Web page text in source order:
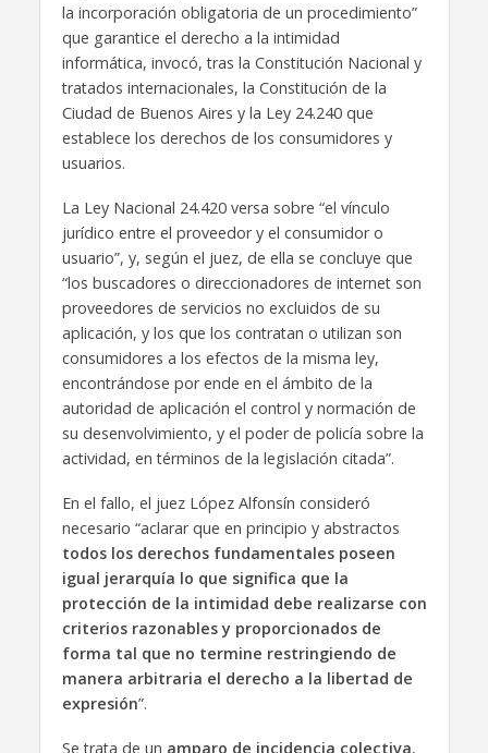
la incorporación obligatoria de un procedimiento”
que garantice el derecho a la intimidad
informática, invocó, tras la Constitución Nacional y
tratados internacionales, la Constitución de la
Ciudad de Buenos Aires y la Ley 24.240 que
establece los derechos de los consumidores y
usuarios.
La Ley Nacional 24.420 versa sobre “el vínculo
jurídico entre el proveedor y el consumidor o
usuario”, y, según el juez, de ella se concluye que
“los buscadores o direccionadores de internet son
proveedores de servicios no excluidos de su
aplicación, y los que los contratan o utilizan son
consumidores a los efectos de la misma ley,
encontrándose por ende en el ámbito de la
autoridad de aplicación el control y normación de
su desenvolvimiento, y el poder de policía sobre la
actividad, en términos de la legislación citada”.
En el fallo, el juez López Alfonsín consideró
necesario “aclarar que en principio y abstractos
todos los derechos fundamentales poseen
igual jerarquía lo que significa que la
protección de la intimidad debe realizarse con
criterios razonables y proporcionados de
forma tal que no termine restringiendo de
manera arbitraria el derecho a la libertad de
expresión”.
Se trata de un amparo de incidencia colectiva,